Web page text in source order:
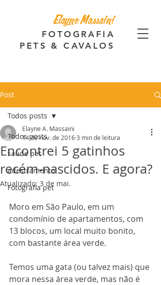
Elayne Massaini
FOTOGRAFIA
PETS & CAVALOS
Post
Todos posts
saúde pet
adestramento
Fotografia pet
Todos posts
Encontrei 5 gatinhos
recém-nascidos. E agora?
Elayne A. Massaini
14 de nov. de 20163 min de leitura
Atualizado: 3 de mai.
Moro em São Paulo, em um
condomínio de apartamentos, com
13 blocos, um local muito bonito,
com bastante área verde.
Temos uma gata (ou talvez mais) que
mora nessa área verde, mas não é